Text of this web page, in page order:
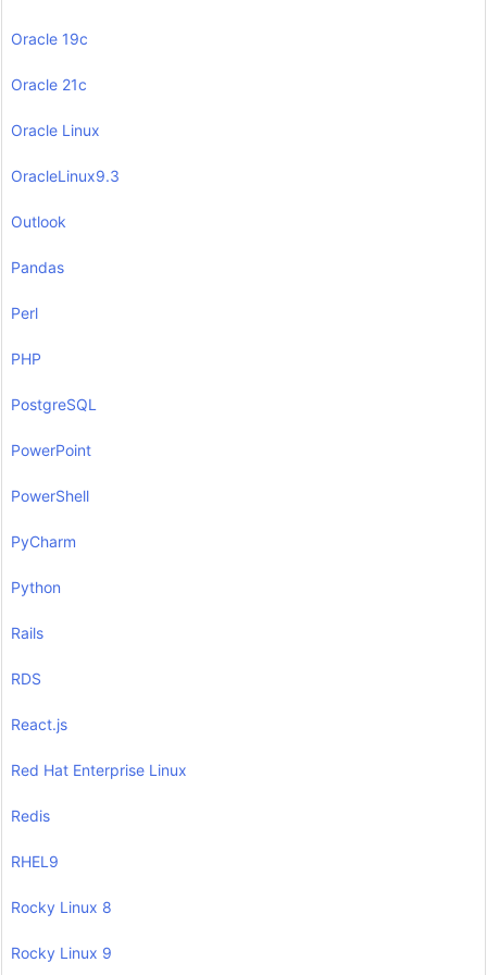
Oracle 19c
Oracle 21c
Oracle Linux
OracleLinux9.3
Outlook
Pandas
Perl
PHP
PostgreSQL
PowerPoint
PowerShell
PyCharm
Python
Rails
RDS
React.js
Red Hat Enterprise Linux
Redis
RHEL9
Rocky Linux 8
Rocky Linux 9